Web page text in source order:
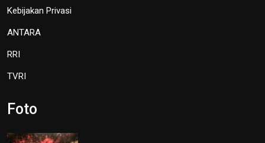
Kebijakan Privasi
ANTARA
RRI
TVRI
Foto